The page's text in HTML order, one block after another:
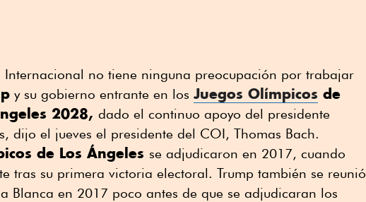
Internacional no tiene ninguna preocupación por trabajar
y su gobierno entrante en los Juegos Olímpicos de
2028, dado el continuo apoyo del presidente
dijo el jueves el presidente del COI, Thomas Bach.
de Los Ángeles se adjudicaron en 2017, cuando
tras su primera victoria electoral. Trump también se reunió
Blanca en 2017 poco antes de que se adjudicaran los